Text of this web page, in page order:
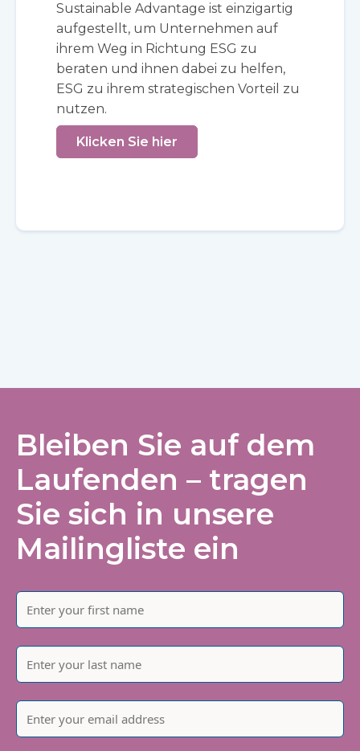
Sustainable Advantage ist einzigartig
aufgestellt, um Unternehmen auf
ihrem Weg in Richtung ESG zu
beraten und ihnen dabei zu helfen,
ESG zu ihrem strategischen Vorteil zu
nutzen.
Klicken Sie hier
Bleiben Sie auf dem
Laufenden – tragen
Sie sich in unsere
Mailingliste ein